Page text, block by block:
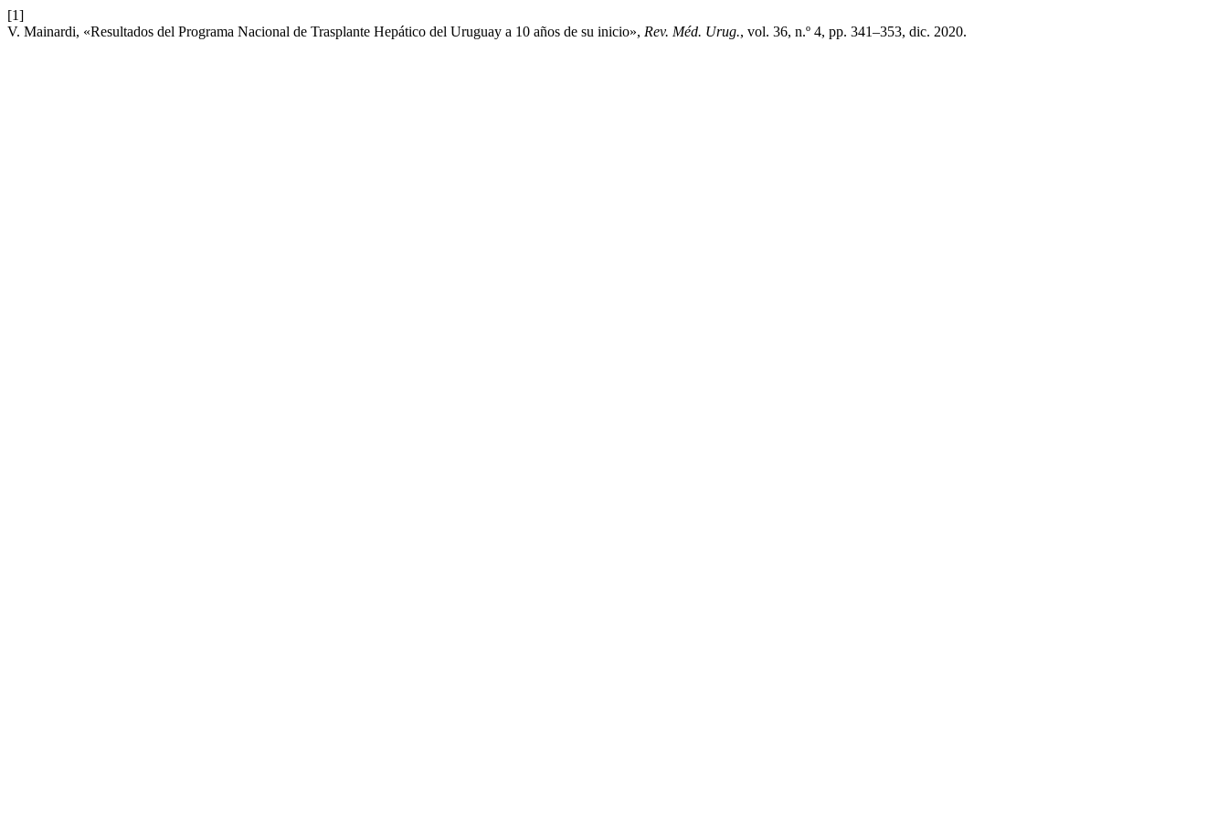
[1]
V. Mainardi, «Resultados del Programa Nacional de Trasplante Hepático del Uruguay a 10 años de su inicio», Rev. Méd. Urug., vol. 36, n.º 4, pp. 341–353, dic. 2020.